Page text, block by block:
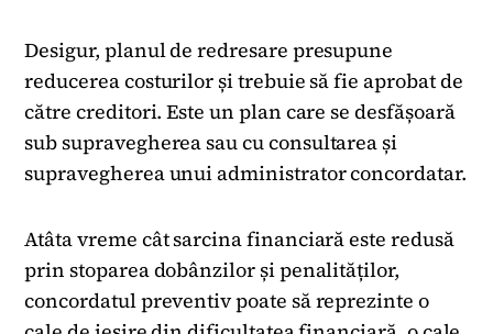
Desigur, planul de redresare presupune
reducerea costurilor și trebuie să fie aprobat de
către creditori. Este un plan care se desfășoară
sub supravegherea sau cu consultarea și
supravegherea unui administrator concordatar.
Atâta vreme cât sarcina financiară este redusă
prin stoparea dobânzilor și penalităților,
concordatul preventiv poate să reprezinte o